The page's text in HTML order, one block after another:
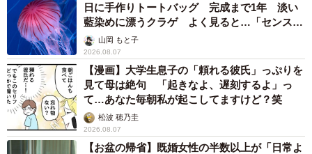
日に手作りトートバッグ 完成まで1年 淡い
藍染めに漂うクラゲ よく見ると…「センスす
ごい」山岡 もと子
2026.08.07
【漫画】大学生息子の「頼れる彼氏」っぷりを
見て母は絶句 「起きなよ、遅刻するよ」っ
て…あなた毎朝私が起こしてますけど？笑
松波 穂乃圭
2026.08.07
【お盆の帰省】既婚女性の半数以上が「日常よ